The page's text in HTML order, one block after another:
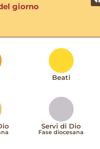
giorno
Beati
Servi di Dio
Fase diocesana